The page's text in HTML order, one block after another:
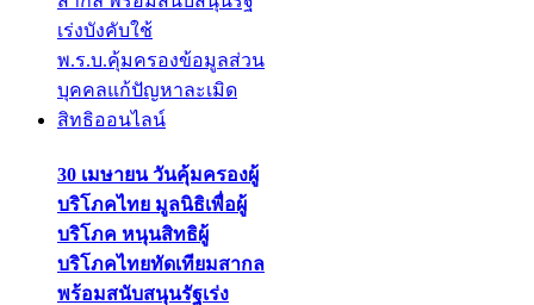
30 เมษายน วันคุ้มครองผู้
บริโภคไทย มูลนิธิเพื่อผู้
บริโภค หนุนสิทธิผู้
บริโภคไทยทัดเทียมสากล
พร้อมสนับสนุนรัฐเร่ง